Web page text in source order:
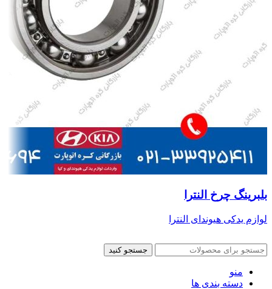
بلبرینگ چرخ النترا
لوازم یدکی هیوندای النترا
جستجو کنید
منو
دسته بندی ها